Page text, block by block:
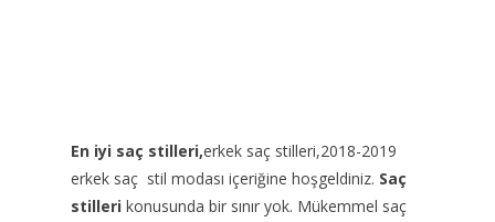
En iyi saç stilleri,erkek saç stilleri,2018-2019
erkek saç stil modası içeriğine hoşgeldiniz. Saç
stilleri konusunda bir sınır yok. Mükemmel saç